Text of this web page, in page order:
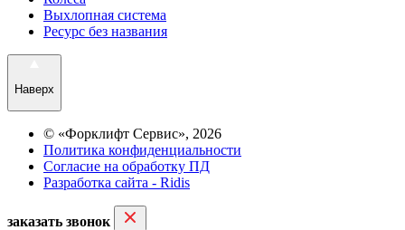
Выхлопная система
Ресурс без названия
Наверх
© «Форклифт Сервис», 2026
Политика конфиденциальности
Согласие на обработку ПД
Разработка сайта - Ridis
заказать звонок